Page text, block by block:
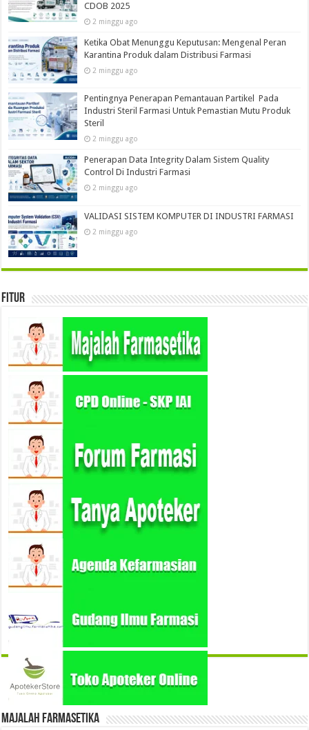
CDOB 2025
2 minggu ago
Ketika Obat Menunggu Keputusan: Mengenal Peran
Karantina Produk dalam Distribusi Farmasi
2 minggu ago
Pentingnya Penerapan Pemantauan Partikel Pada
Industri Steril Farmasi Untuk Pemastian Mutu Produk
Steril
2 minggu ago
Penerapan Data Integrity Dalam Sistem Quality
Control Di Industri Farmasi
2 minggu ago
VALIDASI SISTEM KOMPUTER DI INDUSTRI FARMASI
2 minggu ago
Fitur
Majalah Farmasetika